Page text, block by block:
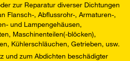
zur Reparatur diverser Dichtungen
Flansch-, Abflussrohr-, Armaturen-,
und Lampengehäusen,
Maschinenteilen(-blöcken),
Kühlerschläuchen, Getrieben, usw.
und zum Abdichten beschädigter